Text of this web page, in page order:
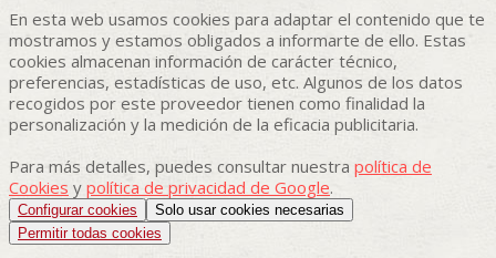
En esta web usamos cookies para adaptar el contenido que te
mostramos y estamos obligados a informarte de ello. Estas
cookies almacenan información de carácter técnico,
preferencias, estadísticas de uso, etc. Algunos de los datos
recogidos por este proveedor tienen como finalidad la
personalización y la medición de la eficacia publicitaria.
Para más detalles, puedes consultar nuestra política de
Cookies y política de privacidad de Google.
Configurar cookies
Solo usar cookies necesarias
Permitir todas cookies